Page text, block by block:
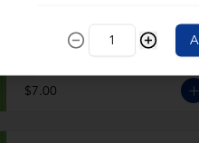
Camarón, pescado, caldo, yuca,
cebolla, aceite, hierbas.
limón y mostaza
$7.00